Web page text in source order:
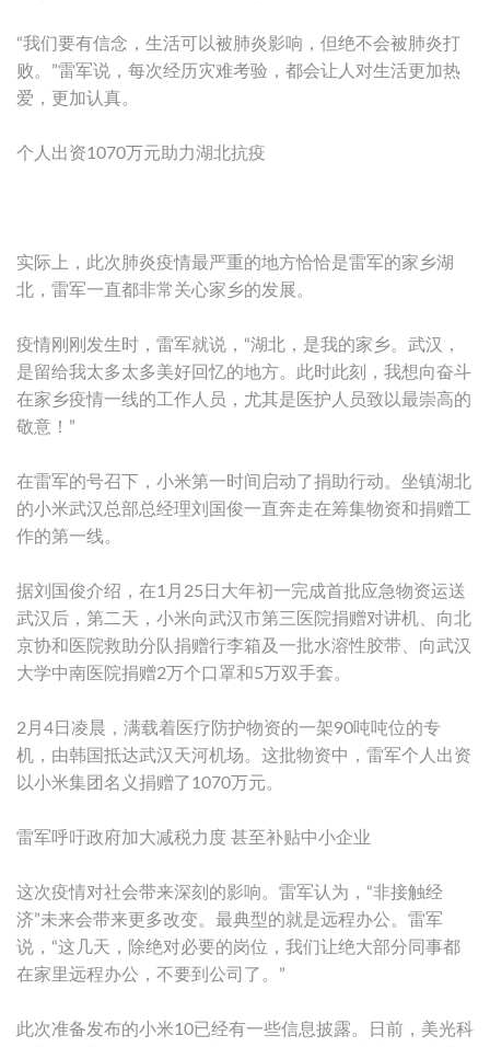
“我们要有信念，生活可以被肺炎影响，但绝不会被肺炎打
败。”雷军说，每次经历灾难考验，都会让人对生活更加热
爱，更加认真。
个人出资1070万元助力湖北抗疫
实际上，此次肺炎疫情最严重的地方恰恰是雷军的家乡湖
北，雷军一直都非常关心家乡的发展。
疫情刚刚发生时，雷军就说，“湖北，是我的家乡。武汉，
是留给我太多太多美好回忆的地方。此时此刻，我想向奋斗
在家乡疫情一线的工作人员，尤其是医护人员致以最崇高的
敬意！”
在雷军的号召下，小米第一时间启动了捐助行动。坐镇湖北
的小米武汉总部总经理刘国俊一直奔走在筹集物资和捐赠工
作的第一线。
据刘国俊介绍，在1月25日大年初一完成首批应急物资运送
武汉后，第二天，小米向武汉市第三医院捐赠对讲机、向北
京协和医院救助分队捐赠行李箱及一批水溶性胶带、向武汉
大学中南医院捐赠2万个口罩和5万双手套。
2月4日凌晨，满载着医疗防护物资的一架90吨吨位的专
机，由韩国抵达武汉天河机场。这批物资中，雷军个人出资
以小米集团名义捐赠了1070万元。
雷军呼吁政府加大减税力度 甚至补贴中小企业
这次疫情对社会带来深刻的影响。雷军认为，“非接触经
济”未来会带来更多改变。最典型的就是远程办公。雷军
说，“这几天，除绝对必要的岗位，我们让绝大部分同事都
在家里远程办公，不要到公司了。”
此次准备发布的小米10已经有一些信息披露。日前，美光科